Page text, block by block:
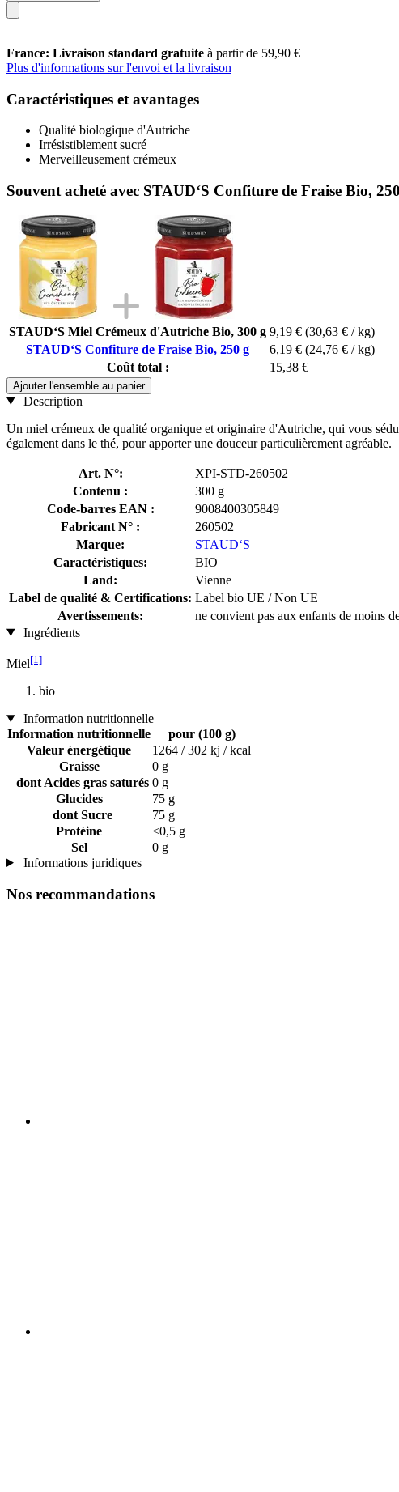
France: Livraison standard gratuite à partir de 59,90 €
Plus d'informations sur l'envoi et la livraison
Caractéristiques et avantages
Qualité biologique d'Autriche
Irrésistiblement sucré
Merveilleusement crémeux
Souvent acheté avec STAUD‘S Confiture de Fraise Bio,
STAUD‘S Miel Crémeux d'Autriche Bio, 300 g 9,19 € (30,63 € / kg)
STAUD‘S Confiture de Fraise Bio, 250 g
6,19 € (24,76 € / kg)
Coût total :
15,38 €
Ajouter l'ensemble au panier
Description
Un miel crémeux de qualité organique et originaire d'Autriche, qui vous
également dans le thé, pour apporter une douceur particulièrement agréable.
Art. N°:
XPI-STD-260502
Contenu :
300 g
Code-barres EAN :
9008400305849
Fabricant N° :
260502
Marque:
STAUD‘S
Caractéristiques:
BIO
Land:
Vienne
Label de qualité & Certifications: Label bio UE / Non UE
Avertissements:
ne convient pas aux enfants de moins
Ingrédients
Miel[1]
bio
Information nutritionnelle
Information nutritionnelle
pour (100 g)
Valeur énergétique
1264 / 302 kj / kcal
Graisse
0 g
dont Acides gras saturés 0 g
Glucides
75 g
dont Sucre
75 g
Protéine
<0,5 g
Sel
0 g
Informations juridiques
Nos recommandations